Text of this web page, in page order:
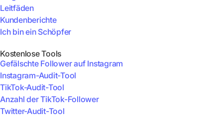
Leitfäden
Kundenberichte
Ich bin ein Schöpfer
Kostenlose Tools
Gefälschte Follower auf Instagram
Instagram-Audit-Tool
TikTok-Audit-Tool
Anzahl der TikTok-Follower
Twitter-Audit-Tool